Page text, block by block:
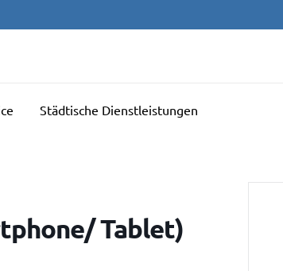
Städtische Dienstleistungen
Tablet)